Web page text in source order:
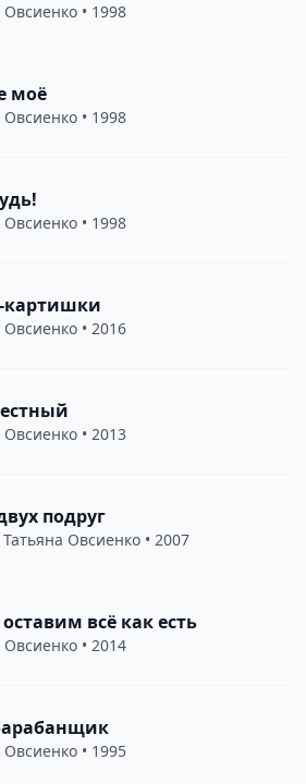
Овсиенко • 1998
моё
Овсиенко • 1998
Овсиенко • 1998
картишки
Овсиенко • 2016
Овсиенко • 2013
подруг
Татьяна Овсиенко • 2007
всё как есть
Овсиенко • 2014
Овсиенко • 1995